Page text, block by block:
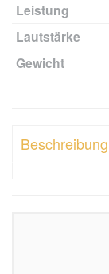
Leistung
Lautstärke
Gewicht
Beschreibung